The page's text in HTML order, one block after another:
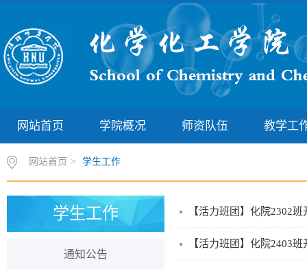
网站首页 学院概况 师资队伍 教学工
网站首页 > 学生工作
学生工作
通知公告
【活力班团】化院2302
【活力班团】化院2403